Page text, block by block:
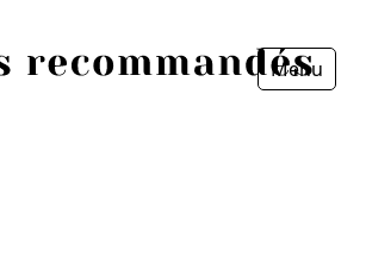
Menu
Fermer